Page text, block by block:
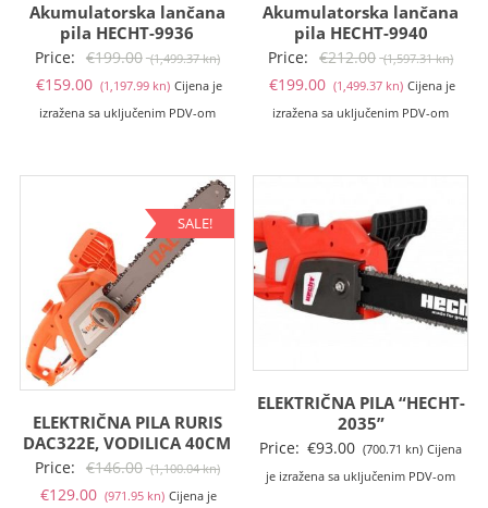
Akumulatorska lančana
pila HECHT-9936
Price: €199.00 (1,499.37 kn)Izvorna
cijena
(1,499.37
€159.00 (1,197.99 kn)Trenutna
cijena
(1,197.99
kn).
Cijena je
izražena sa uključenim PDV-om
Akumulatorska lančana
pila HECHT-9940
Price: €212.00 (1,597.31 kn)
€199.00 (1,499.37 kn)Trenutna
cijena
kn).
Cijena je
izražena sa uključenim PDV-om
SALE!
ELEKTRIČNA PILA RURIS
DAC322E, VODILICA 40CM
Price: €146.00 (1,100.04 kn)Izvorna
€129.00 (971.95 kn)Trenutna
Cijena je
ELEKTRIČNA PILA “HECHT-
2035”
Price: €93.00 (700.71 kn) Cijena
je izražena sa uključenim PDV-om